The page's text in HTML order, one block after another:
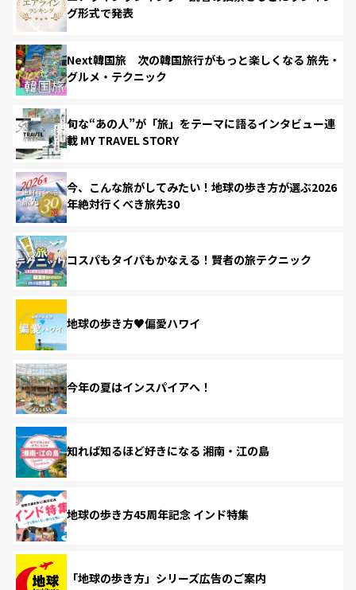
グ形式で発表
Next韓国旅 次の韓国旅行がもっと楽しくなる 旅先・
グルメ・テクニック
旬な“あの人”が「旅」をテーマに語るインタビュー連
載 MY TRAVEL STORY
今、こんな旅がしてみたい！地球の歩き方が選ぶ2026
年絶対行くべき旅先30
コスパもタイパもかなえる！賢者の旅テクニック
地球の歩き方♥偏愛ハワイ
今年の夏はインスパイアへ！
知れば知るほど好きになる 湘南・江の島
地球の歩き方45周年記念 インド特集
「地球の歩き方」シリーズ広告のご案内